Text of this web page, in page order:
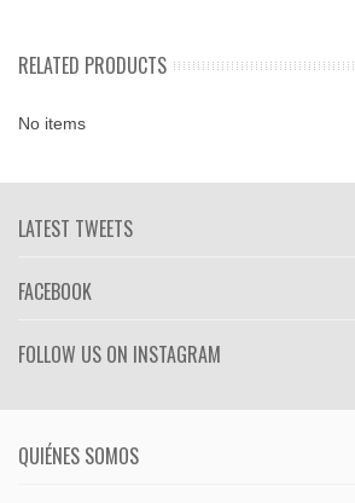
RELATED PRODUCTS
No items
LATEST TWEETS
FACEBOOK
FOLLOW US ON INSTAGRAM
QUIÉNES SOMOS